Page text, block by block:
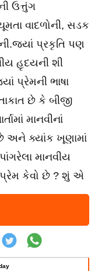
ઉત્તુંગ
વાદળોની, સડક
પ્રકૃતિ પણ
હૃદયની શી
પ્રેમની ભાષા
છે કે બીજી
માનવીનાં
અને ક્યાંક ખૂણામાં
માનવીય
કેવો છે ? શું એ